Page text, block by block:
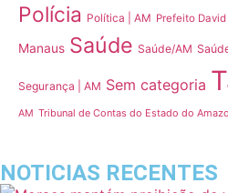
Polícia Política | AM Prefeito
Manaus Saúde Saúde/AM
Segurança | AM Sem categoria
AM Tribunal de Contas do Estado do
NOTICIAS RECENTES